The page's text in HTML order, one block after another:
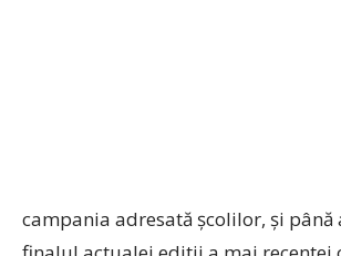
campania adresată școlilor, și până